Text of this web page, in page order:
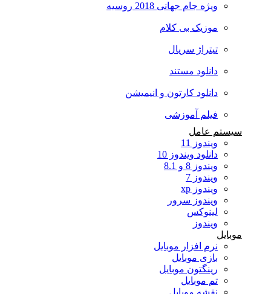
ویژه جام جهانی 2018 روسیه
موزیک بی کلام
تیتراژ سریال
دانلود مستند
دانلود کارتون و انیمیشن
فیلم آموزشی
سیستم عامل
ویندوز 11
دانلود ویندوز 10
ویندوز 8 و 8.1
ویندوز 7
ویندوز xp
ویندوز سرور
لینوکس
ویندوز
موبایل
نرم افزار موبایل
بازی موبایل
رینگتون موبایل
تم موبایل
نقشه موبایل